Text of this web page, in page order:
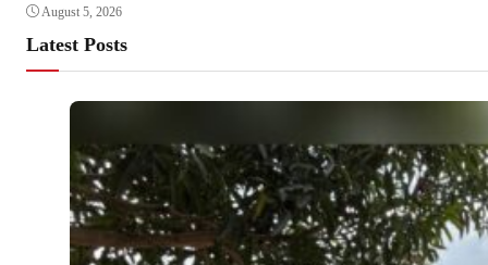
August 5, 2026
Latest Posts